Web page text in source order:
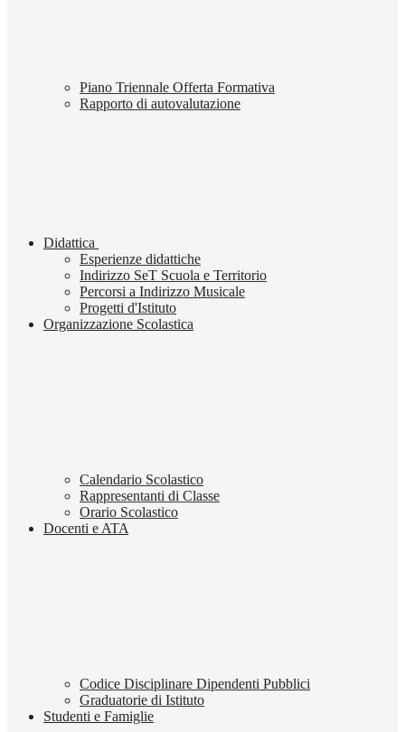
Piano Triennale Offerta Formativa
Rapporto di autovalutazione
Didattica
Esperienze didattiche
Indirizzo SeT Scuola e Territorio
Percorsi a Indirizzo Musicale
Progetti d'Istituto
Organizzazione Scolastica
Calendario Scolastico
Rappresentanti di Classe
Orario Scolastico
Docenti e ATA
Codice Disciplinare Dipendenti Pubblici
Graduatorie di Istituto
Studenti e Famiglie